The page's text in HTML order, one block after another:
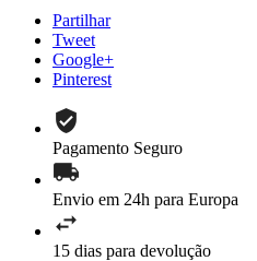
Partilhar
Tweet
Google+
Pinterest
Pagamento Seguro
Envio em 24h para Europa
15 dias para devolução